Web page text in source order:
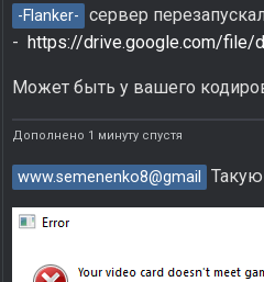
-Flanker- сервер
- https://drive.google.com/file/
Может быть у вашего
Дополнено 1 минуту спустя
www.semenenko8@gmail